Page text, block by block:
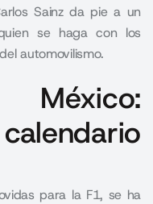
Sainz da pie a un
se haga con los
automovilismo.
para la F1, se ha